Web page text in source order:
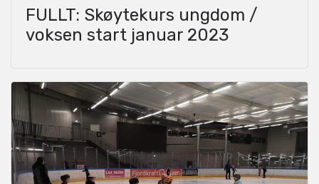
FULLT: Skøytekurs ungdom /
voksen start januar 2023